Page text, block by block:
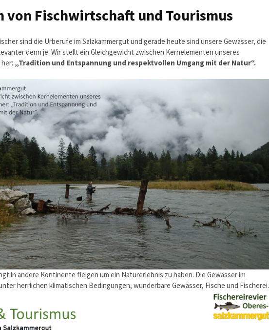
von Fischwirtschaft und Tourismus
sind die Urberufe im Salzkammergut und gerade heute sind unsere Gewässer, die
denn je. Wir stellt ein Gleichgewicht zwischen Kernelementen unseres
„Tradition und Entspannung und respektvollen Umgang mit der Natur“.
in andere Kontinente fleigen um ein Naturerlebnis zu haben. Die Gewässer im
herrlichen klimatischen Bedingungen, wunderbare Gewässer, Fische und Fischerei.